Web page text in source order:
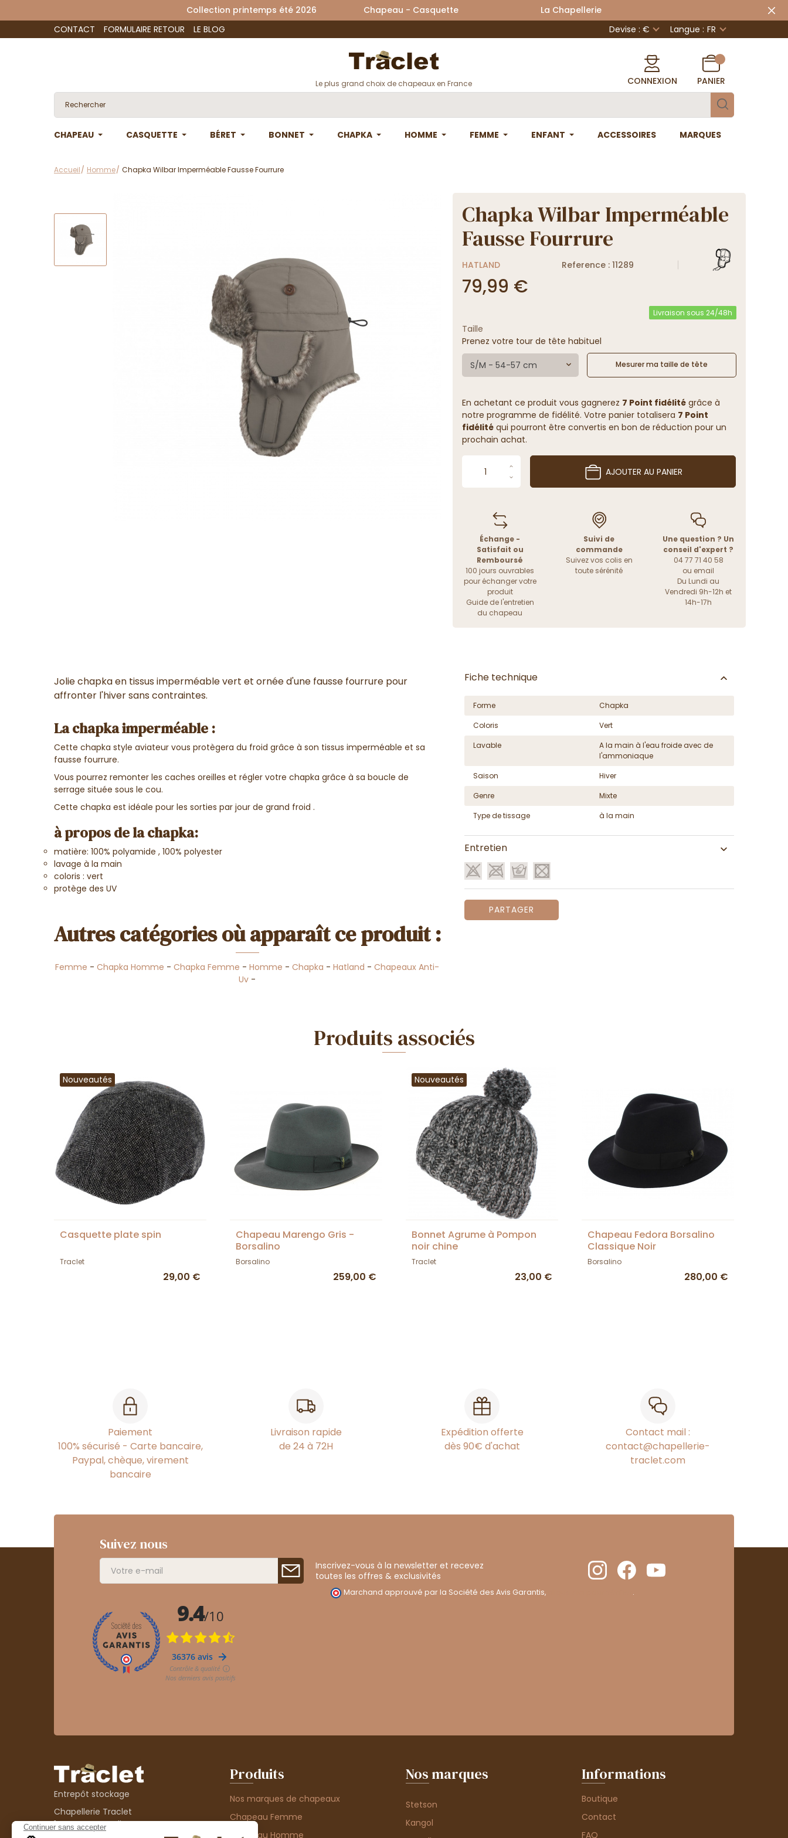
Collection printemps été 2026 Chapeau - Casquette La Chapellerie
CONTACT
FORMULAIRE RETOUR LE BLOG Devise : € Langue : FR
Le plus grand choix de chapeaux en France CONNEXION PANIER
CHAPEAU CASQUETTE BÉRET BONNET CHAPKA HOMME FEMME ENFANT ACCESSOIRES MARQUES
Accueil Homme Chapka Wilbar Imperméable Fausse Fourrure
Chapka Wilbar Imperméable
Fausse Fourrure
HATLAND Reference : 11289
79,99 €
Livraison sous 24/48h
Taille
Prenez votre tour de tête habituel
S/M - 54-57 cm Mesurer ma taille de tête
En achetant ce produit vous gagnerez 7 Point fidélitégrâce à
notre programme de fidélité. Votre panier totalisera 7 Point
fidélitéqui pourront être convertis en bon de réduction pour un
prochain achat.
AJOUTER AU PANIER
Échange -
Satisfait ou
Remboursé
100 jours ouvrables
pour échanger votre
produit
Guide de l'entretien
du chapeau
Suivi de
commande
Suivez vos colis en
toute sérénité
Une question ? Un
conseil d'expert ?
04 77 71 40 58
ou email
Du Lundi au
Vendredi 9h-12h et
14h-17h
Jolie chapka en tissus imperméable vert et ornée d'une fausse fourrure pour
affronter l'hiver sans contraintes.
La chapka imperméable :
Cette chapka style aviateur vous protègera du froid grâce à son tissus imperméable et sa
fausse fourrure.
Vous pourrez remonter les caches oreilles et régler votre chapka grâce à sa boucle de
serrage située sous le cou.
Cette chapka est idéale pour les sorties par jour de grand froid .
à propos de la chapka:
matière: 100% polyamide , 100% polyester
lavage à la main
coloris : vert
protège des UV
Autres catégories où apparaît ce produit :
Femme -Chapka Homme -Chapka Femme -Homme -Chapka -Hatland -Chapeaux Anti-
Uv -
Fiche technique
Forme
Chapka
Coloris
Vert
Lavable
A la main à l'eau froide avec de
l'ammoniaque
Saison
Hiver
Genre
Mixte
Type de tissage
à la main
Entretien
PARTAGER
Produits associés
Nouveautés
Casquette plate spin
Traclet
29,00 €
Chapeau Marengo Gris -
Borsalino
Borsalino
259,00 €
Nouveautés
Bonnet Agrume à Pompon
noir chine
Traclet
23,00 €
Chapeau Fedora Borsalino
Classique Noir
Borsalino
280,00 €
Paiement
100% sécurisé - Carte bancaire,
Paypal, chèque, virement
bancaire
Livraison rapide
de 24 à 72H
Expédition offerte
dès 90€ d'achat
Contact mail :
contact@chapellerie-
traclet.com
Suivez nous
Inscrivez-vous à la newsletter et recevez
toutes les offres & exclusivités
Marchand approuvé par la Société des Avis Garantis, .
Entrepôt stockage
Chapellerie Traclet
14 Impasse Bardin
Produits
Nos marques de chapeaux
Chapeau Femme
Chapeau Homme
Nos marques
Stetson
Kangol
Informations
Boutique
Contact
FAQ